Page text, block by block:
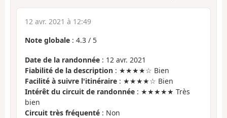
12 avr. 2021 à 12:49
Note globale : 4.3 / 5
Date de la randonnée : 12 avr. 2021
Fiabilité de la description : ★★★★☆ Bien
Facilité à suivre l'itinéraire : ★★★★☆ Bien
Intérêt du circuit de randonnée : ★★★★★ Très
bien
Circuit très fréquenté : Non